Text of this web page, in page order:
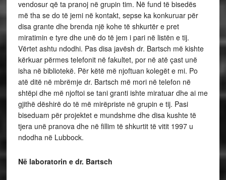
vendosur që ta pranoj në grupin tim. Në fund të bisedës
më tha se do të jemi në kontakt, sepse ka konkuruar për
disa grante dhe brenda një kohe të shkurtër e pret
miratimin e tyre dhe unë do të jem i pari në listën e tij.
Vërtet ashtu ndodhi. Pas disa javësh dr. Bartsch më kishte
kërkuar përmes telefonit në fakultet, por në atë çast unë
isha në bibliotekë. Për këtë më njoftuan kolegët e mi. Po
atë ditë në mbrëmje dr. Bartsch më mori në telefon në
shtëpi dhe më njoftoi se tani granti ishte miratuar dhe ai me
gjithë dëshirë do të më mirëpriste në grupin e tij. Pasi
biseduam për projektet e mundshme dhe disa kushte të
tjera unë pranova dhe në fillim të shkurtit të vitit 1997 u
ndodha në Lubbock.
Në laboratorin e dr. Bartsch